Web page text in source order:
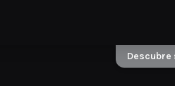
Descubre